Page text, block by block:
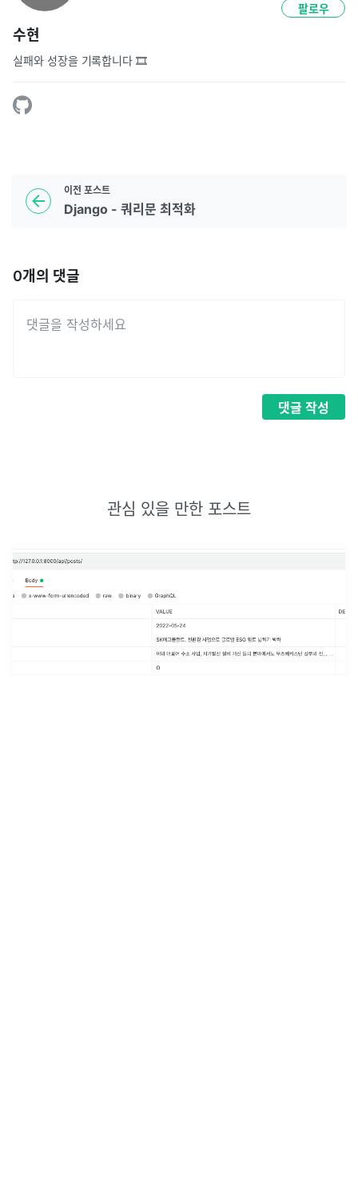
수현
실패와 성장을 기록합니다 🎞️
팔로우
이전 포스트
Django - 쿼리문 최적화
0개의 댓글
댓글 작성
관심 있을 만한 포스트